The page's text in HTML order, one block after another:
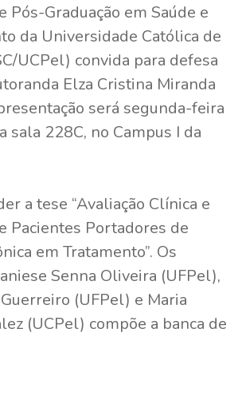
Pós-Graduação em Saúde e
da Universidade Católica de
UCPel) convida para defesa
Elza Cristina Miranda
será segunda-feira
sala 228C, no Campus I da
a tese “Avaliação Clínica e
Pacientes Portadores de
em Tratamento”. Os
Senna Oliveira (UFPel),
(UFPel) e Maria
(UCPel) compõe a banca de